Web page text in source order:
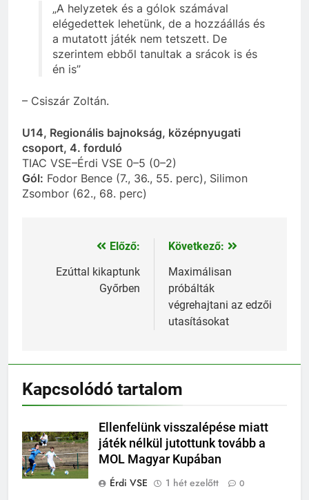
„A helyzetek és a gólok számával
elégedettek lehetünk, de a hozzáállás és
a mutatott játék nem tetszett. De
szerintem ebből tanultak a srácok is és
én is”
– Csiszár Zoltán.
U14, Regionális bajnokság, középnyugati
csoport, 4. forduló
TIAC VSE–Érdi VSE 0–5 (0–2)
Gól: Fodor Bence (7., 36., 55. perc), Silimon
Zsombor (62., 68. perc)
Bejegyzés
navigáció
Előző:
Ezúttal kikaptunk
Győrben
Következő:
Maximálisan
próbálták
végrehajtani az edzői
utasításokat
Kapcsolódó tartalom
Ellenfelünk visszalépése miatt
játék nélkül jutottunk tovább a
MOL Magyar Kupában
Érdi VSE
1 hét ezelőtt 0